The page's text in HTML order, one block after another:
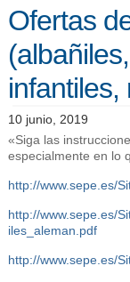
Ofertas
infantiles,
10 junio, 2019
«Siga las
especialmente en lo
http://www.sepe.es/
http://www.sepe.es/
iles_aleman.pdf
http://www.sepe.es/